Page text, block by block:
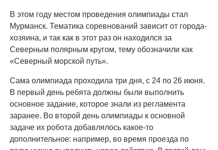
В этом году местом проведения олимпиады стал
Мурманск. Тематика соревнований зависит от города-
хозяина, и так как в этот раз он находился за
Северным полярным кругом, тему обозначили как
«Северный морской путь».
Сама олимпиада проходила три дня, с 24 по 26 июня.
В первый день ребята должны были выполнить
основное задание, которое знали из регламента
заранее. Во второй день олимпиады к основной
задаче их робота добавлялось какое-то
дополнительное: например, во время проезда по